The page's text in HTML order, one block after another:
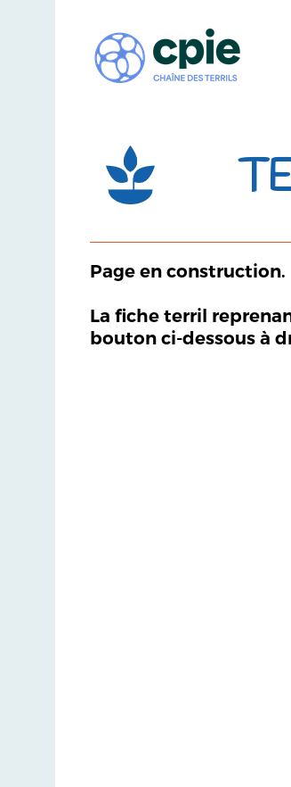
Page en construction.
La fiche terril
bouton ci-dessous à